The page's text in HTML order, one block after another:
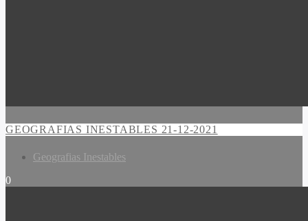
GEOGRAFIAS INESTABLES 21-12-2021
Geografias Inestables
0